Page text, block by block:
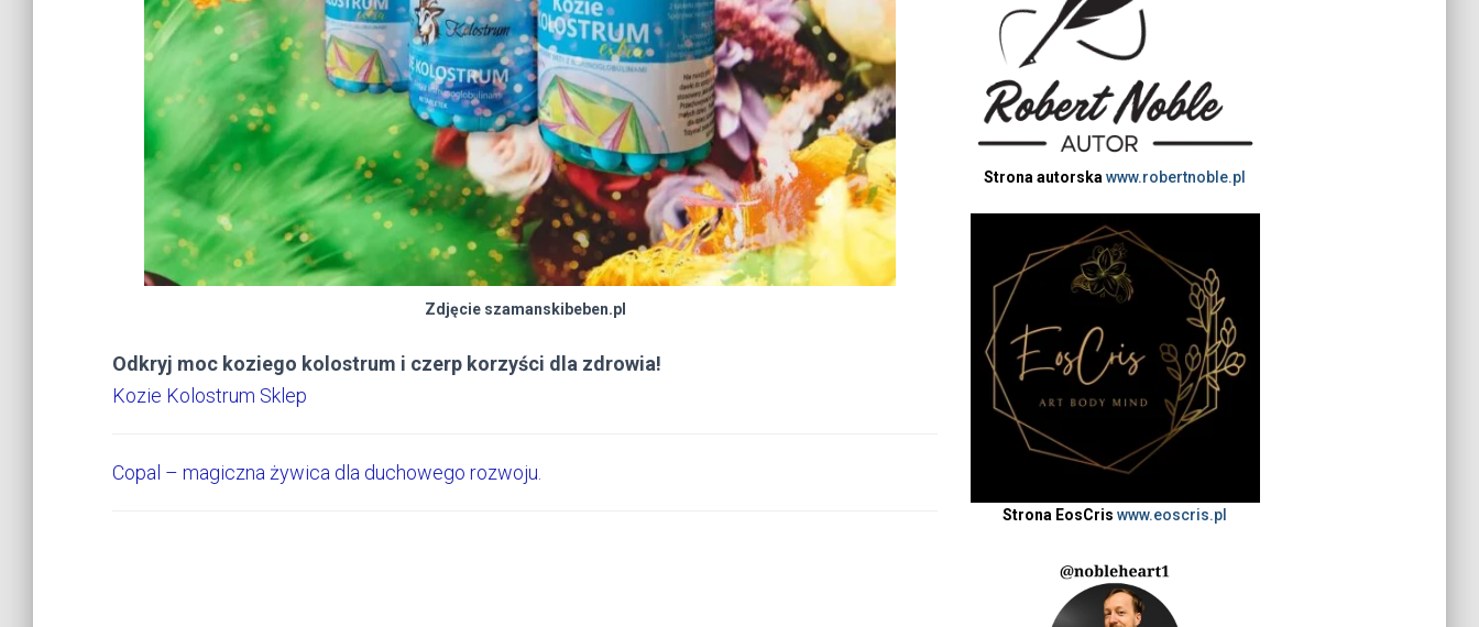
Zdjęcie szamanskibeben.pl
Odkryj moc koziego kolostrum i czerp korzyści dla zdrowia!
Kozie Kolostrum Sklep
Copal – magiczna żywica dla duchowego rozwoju.
Strona autorska www.robertnoble.pl
Strona EosCris www.eoscris.pl